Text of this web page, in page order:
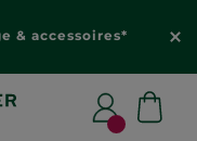
& accessoires*